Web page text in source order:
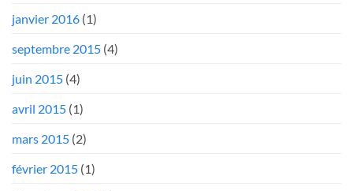
janvier 2016 (1)
septembre 2015 (4)
juin 2015 (4)
avril 2015 (1)
mars 2015 (2)
février 2015 (1)